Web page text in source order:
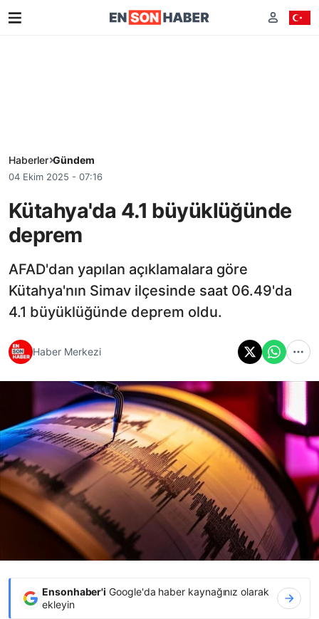
Haberler Gündem
04 Ekim 2025 - 07:16
Kütahya'da 4.1 büyüklüğünde
deprem
AFAD'dan yapılan açıklamalara göre
Kütahya'nın Simav ilçesinde saat 06.49'da
4.1 büyüklüğünde deprem oldu.
Haber Merkezi
Ensonhaber'i Google'da haber kaynağınız olarak
ekleyin